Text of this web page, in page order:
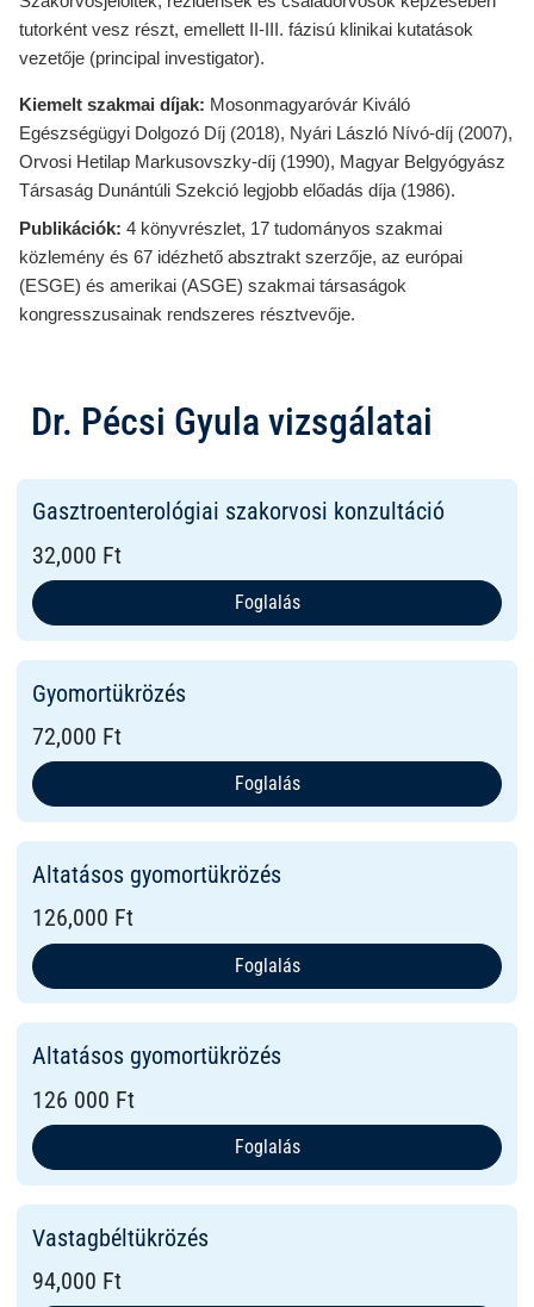
tutorként vesz részt, emellett II-III. fázisú klinikai kutatások
vezetője (principal investigator).
Kiemelt szakmai díjak: Mosonmagyaróvár Kiváló
Egészségügyi Dolgozó Díj (2018), Nyári László Nívó-díj (2007),
Orvosi Hetilap Markusovszky-díj (1990), Magyar Belgyógyász
Társaság Dunántúli Szekció legjobb előadás díja (1986).
Publikációk: 4 könyvrészlet, 17 tudományos szakmai
közlemény és 67 idézhető absztrakt szerzője, az európai
(ESGE) és amerikai (ASGE) szakmai társaságok
kongresszusainak rendszeres résztvevője.
Dr. Pécsi Gyula vizsgálatai
Gasztroenterológiai szakorvosi konzultáció
32,000 Ft
Foglalás
Gyomortükrözés
72,000 Ft
Foglalás
Altatásos gyomortükrözés
126,000 Ft
Foglalás
Altatásos gyomortükrözés
126 000 Ft
Foglalás
Vastagbéltükrözés
94,000 Ft